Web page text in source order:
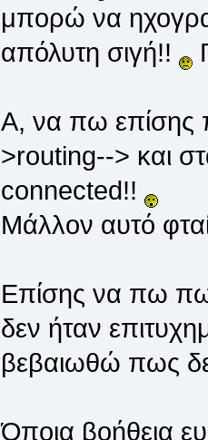
μπορώ να
απόλυτη σιγή!!
Α, να πω επίσης
>routing--> και
connected!!
Μάλλον αυτό
Επίσης να πω
δεν ήταν
βεβαιωθώ πως δε
Όποια βοήθεια